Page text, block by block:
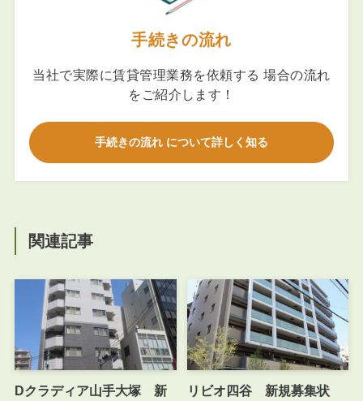
手続きの流れ
当社で実際に賃貸管理業務を依頼する 場合の流れ
をご紹介します！
手続きの流れ について詳しく知る
関連記事
Dクラディア山手大塚 新
リビオ四谷 新規募集状